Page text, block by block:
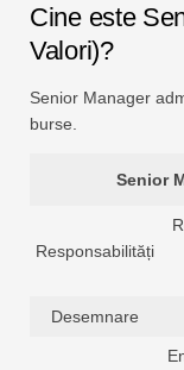
Cine este
Valori)?
Senior Manager
burse.
Senior
Responsabilități
Desemnare